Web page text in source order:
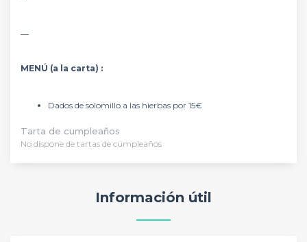
MENÚ (a la carta) :
Dados de solomillo a las hierbas por 15€
Tarta de cumpleaños
No dispone de tartas de cumpleaños
Información útil